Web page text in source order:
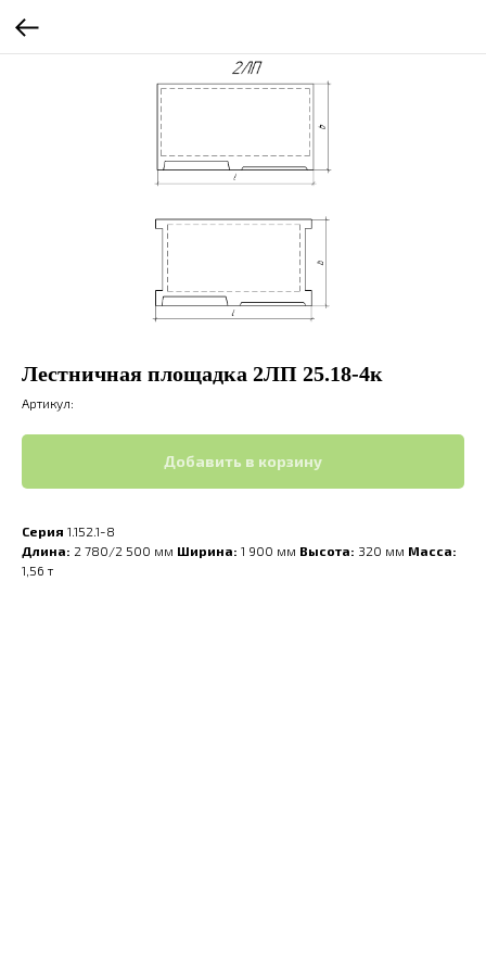
Лестничная площадка 2ЛП 25.18-4к
Артикул:
Добавить в корзину
Серия 1.152.1-8
Длина: 2 780/2 500 мм Ширина: 1 900 мм Высота: 320 мм Масса:
1,56 т